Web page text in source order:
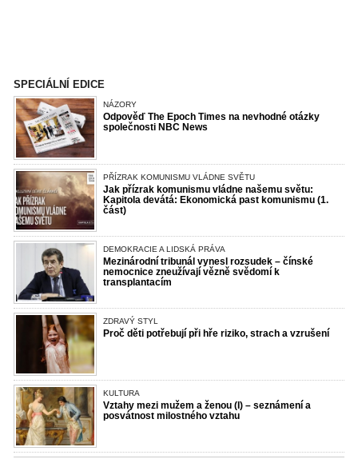
SPECIÁLNÍ EDICE
NÁZORY
Odpověď The Epoch Times na nevhodné otázky
společnosti NBC News
PŘÍZRAK KOMUNISMU VLÁDNE SVĚTU
Jak přízrak komunismu vládne našemu světu:
Kapitola devátá: Ekonomická past komunismu (1.
část)
DEMOKRACIE A LIDSKÁ PRÁVA
Mezinárodní tribunál vynesl rozsudek – čínské
nemocnice zneužívají vězně svědomí k
transplantacím
ZDRAVÝ STYL
Proč děti potřebují při hře riziko, strach a vzrušení
KULTURA
Vztahy mezi mužem a ženou (I) – seznámení a
posvátnost milostného vztahu